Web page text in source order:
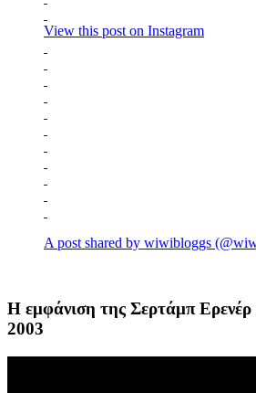
View this post on Instagram
A post shared by wiwibloggs
Η εμφάνιση της Σερτάμπ
2003